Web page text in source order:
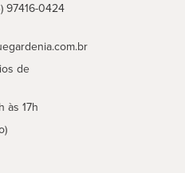
97416-0424
de
às 17h